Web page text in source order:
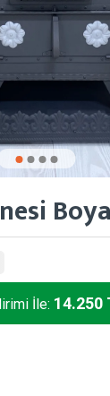
İle: 14.250